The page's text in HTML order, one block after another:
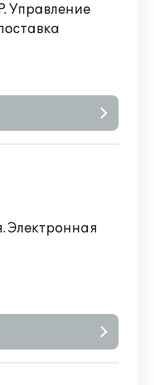
Управление
Электронная